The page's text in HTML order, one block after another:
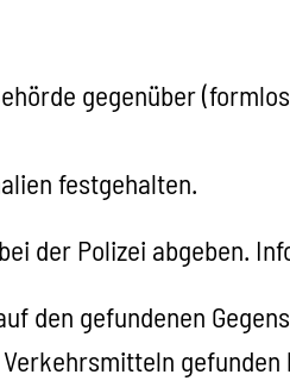
gegenüber (formlos)
festgehalten.
der Polizei abgeben.
gefundenen
gefunden